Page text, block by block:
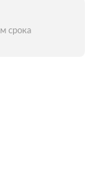
срока